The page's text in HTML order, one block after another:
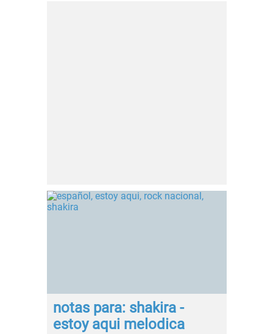
notas para: shakira -
estoy aqui melodica